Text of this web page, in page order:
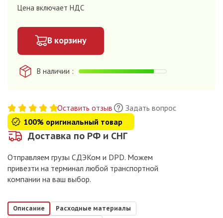
Цена включает НДС
В корзину
В наличии
Оставить отзыв
Задать вопрос
100% оригинальный товар
Доставка по РФ и СНГ
Отправляем грузы СДЭКом и DPD. Можем
привезти на терминал любой транспортной
компании на ваш выбор.
Описание
Расходные материалы